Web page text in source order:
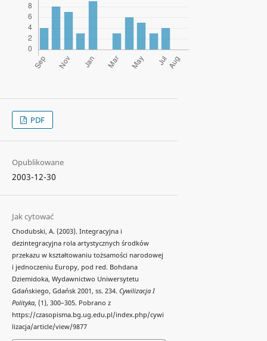
PDF
Opublikowane
2003-12-30
Jak cytować
Chodubski, A. (2003). Integracyjna i
dezintegracyjna rola artystycznych środków
przekazu w kształtowaniu tożsamości narodowej
i jednoczeniu Europy, pod red. Bohdana
Dziemidoka, Wydawnictwo Uniwersytetu
Gdańskiego, Gdańsk 2001, ss. 234. Cywilizacja I
Polityka, (1), 300–305. Pobrano z
https://czasopisma.bg.ug.edu.pl/index.php/cywi
lizacja/article/view/9877